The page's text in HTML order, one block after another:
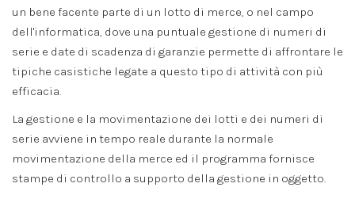
un bene facente parte di un lotto di merce, o nel campo
dell'informatica, dove una puntuale gestione di numeri di
serie e date di scadenza di garanzie permette di affrontare le
tipiche casistiche legate a questo tipo di attività con più
efficacia.
La gestione e la movimentazione dei lotti e dei numeri di
serie avviene in tempo reale durante la normale
movimentazione della merce ed il programma fornisce
stampe di controllo a supporto della gestione in oggetto.